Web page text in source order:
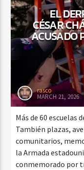
EL
CÉSAR
ACUSADO
rasco
MARCH 21, 2026
Más de 60 escuelas
También plazas,
comunitarios,
la Armada
conmemorado por